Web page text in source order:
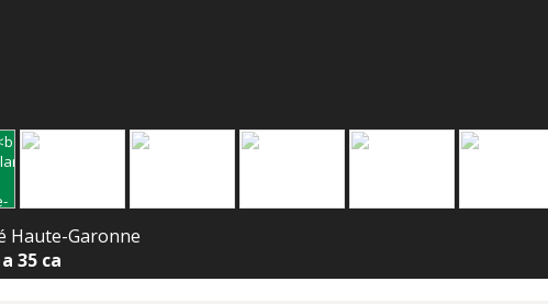
Haute-Garonne
35 ca